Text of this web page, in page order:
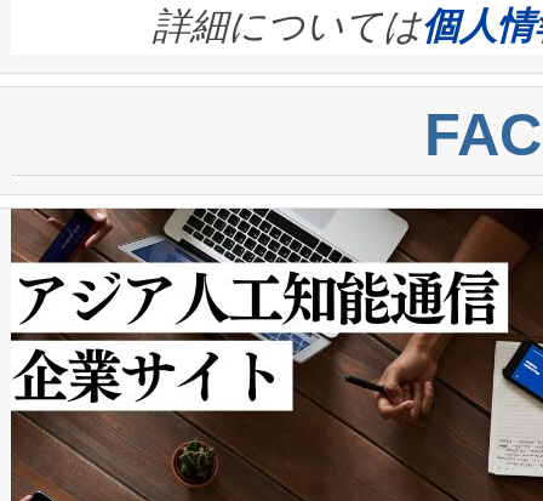
quality and reliability for AI
BESS stack to ensure battery
centers. Voltaiqは、ai&のAI
からシステム統合、試運転、
クルの各段階のデータを監視
[…]
す。ノーマルモードでは、
ートル先まで検出でき、これ
トに対して約600メートルに
では、反射率10％のターゲッ
で向上し、最大検知距離は
ットだけで最大1キロメート
ルの変電所周囲を監視でき、
作業と点群処理を簡素化でき
Avia 2は、2種類のFOVオプシ
× 80°のノーマルモード、長
詳細については個人